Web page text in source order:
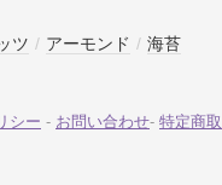
ツ / アーモンド / 海苔
シー - お問い合わせ- 特定商